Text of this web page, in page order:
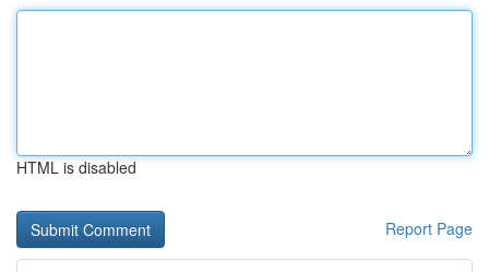
HTML is disabled
Report Page